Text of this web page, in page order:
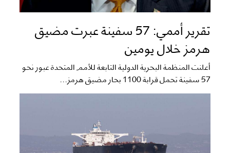
تقرير أممي: 57 سفينة عبرت مضيق
هرمز خلال يومين
أعلنت المنظمة البحرية الدولية التابعة للأمم المتحدة عبور نحو
57 سفينة تحمل قرابة 1100 بحار مضيق هرمز...